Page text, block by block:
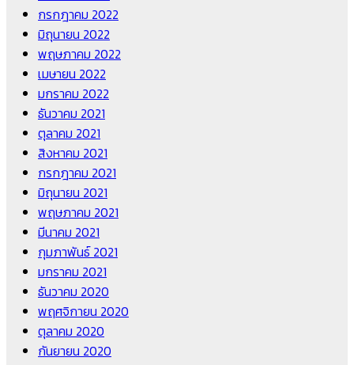
กรกฎาคม 2022
มิถุนายน 2022
พฤษภาคม 2022
เมษายน 2022
มกราคม 2022
ธันวาคม 2021
ตุลาคม 2021
สิงหาคม 2021
กรกฎาคม 2021
มิถุนายน 2021
พฤษภาคม 2021
มีนาคม 2021
กุมภาพันธ์ 2021
มกราคม 2021
ธันวาคม 2020
พฤศจิกายน 2020
ตุลาคม 2020
กันยายน 2020